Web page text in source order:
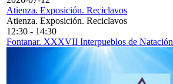
Atienza. Exposición. Reciclavos
Atienza. Exposición. Reciclavos
12:30 - 14:30
Fontanar. XXXVII Interpueblos de Natación